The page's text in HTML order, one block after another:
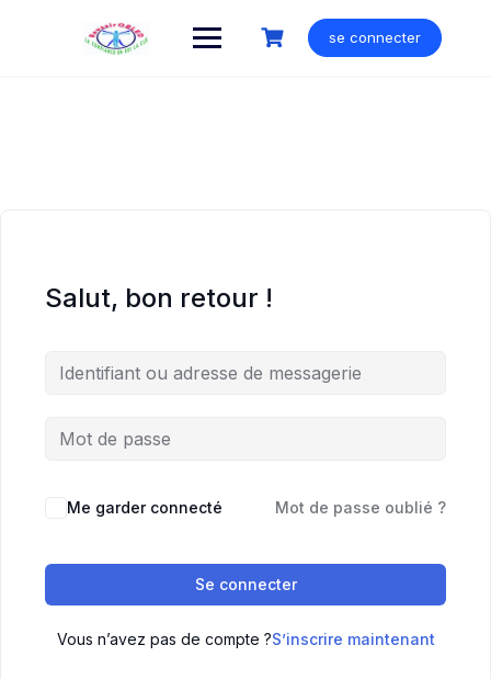
se connecter
Salut, bon retour !
Me garder connecté Mot de passe oublié ?
Se connecter
Vous n’avez pas de compte ?S’inscrire maintenant